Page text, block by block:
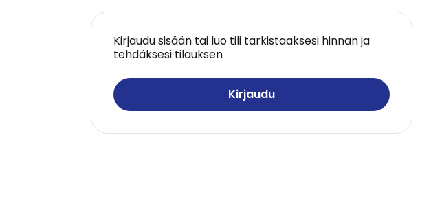
Kirjaudu sisään tai luo tili tarkistaaksesi hinnan ja
tehdäksesi tilauksen
Kirjaudu